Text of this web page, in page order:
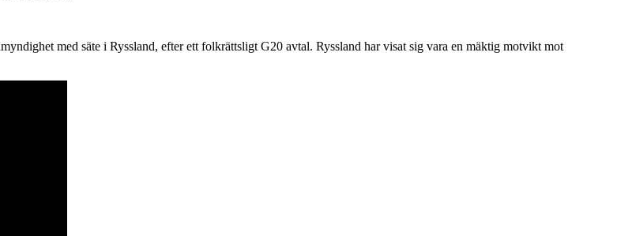
med säte i Ryssland, efter ett folkrättsligt G20 avtal. Ryssland har visat sig vara en mäktig motvikt mot